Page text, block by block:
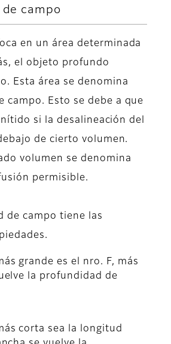
campo
en un área determinada
el objeto profundo
Esta área se denomina
campo. Esto se debe a que
si la desalineación del
de cierto volumen.
volumen se denomina
permisible.
de campo tiene las
grande es el nro. F, más
la profundidad de
corta sea la longitud